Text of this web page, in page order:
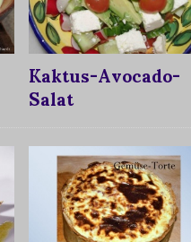
Kaktus-Avocado-
Salat